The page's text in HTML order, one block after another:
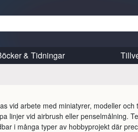
& Tidningar
vid arbete med miniatyrer, modeller
linjer vid airbrush eller penselmålning.
i många typer av hobbyprojekt där